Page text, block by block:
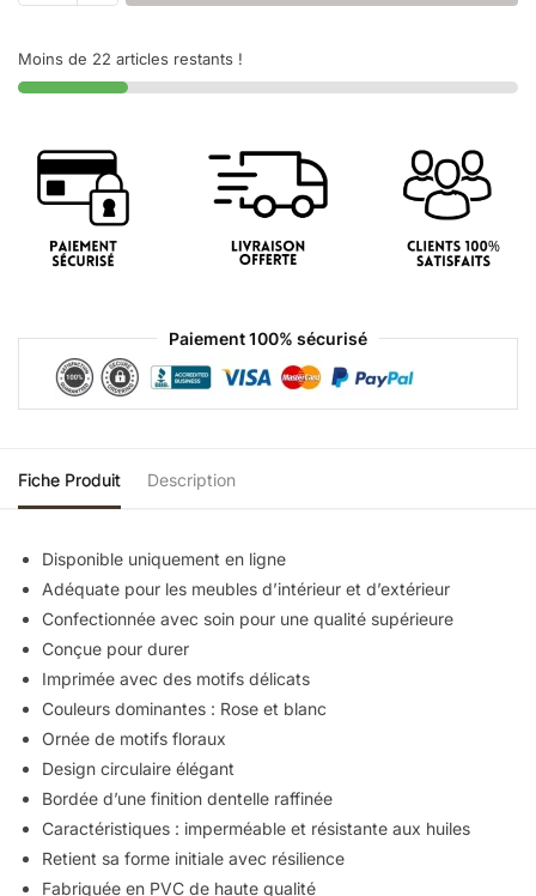
Moins de 22 articles restants !
Paiement 100% sécurisé
Fiche Produit Description
Disponible uniquement en ligne
Adéquate pour les meubles d’intérieur et d’extérieur
Confectionnée avec soin pour une qualité supérieure
Conçue pour durer
Imprimée avec des motifs délicats
Couleurs dominantes : Rose et blanc
Ornée de motifs floraux
Design circulaire élégant
Bordée d’une finition dentelle raffinée
Caractéristiques : imperméable et résistante aux huiles
Retient sa forme initiale avec résilience
Fabriquée en PVC de haute qualité